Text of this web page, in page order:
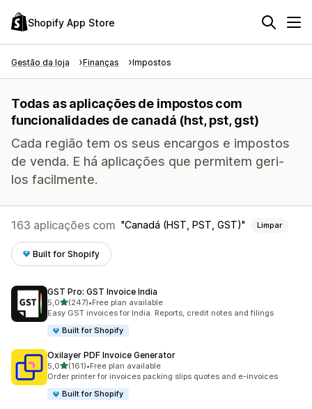
Shopify App Store
Gestão da loja Finanças Impostos
Todas as aplicações de impostos com
funcionalidades de canadá (hst, pst, gst)
Cada região tem os seus encargos e impostos
de venda. E há aplicações que permitem geri-
los facilmente.
163 aplicações com Canadá (HST, PST, GST) Limpar
Built for Shopify
GST Pro: GST Invoice India
5,0de 5 estrelas
(247)
247 total de avaliações
•Free plan available
Easy GST invoices for India. Reports, credit notes and filings
Built for Shopify
Oxilayer PDF Invoice Generator
5,0de 5 estrelas
(161)
161 total de avaliações
•Free plan available
Order printer for invoices packing slips quotes and e-invoices
Built for Shopify